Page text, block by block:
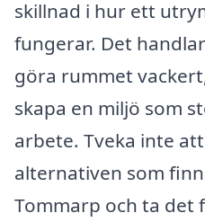
skillnad i hur ett
fungerar. Det
göra rummet
skapa en miljö som
arbete. Tveka inte
alternativen som
Tommarp och ta